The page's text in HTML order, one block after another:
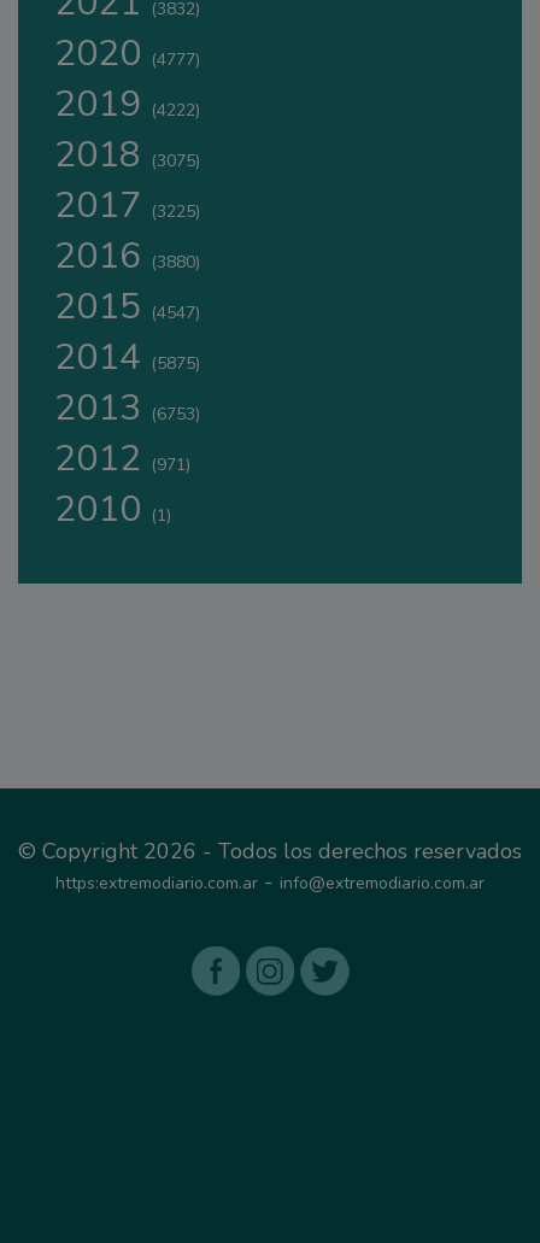
(3832)
2020 (4777)
2019 (4222)
2018 (3075)
2017 (3225)
2016 (3880)
2015 (4547)
2014 (5875)
2013 (6753)
2012 (971)
2010 (1)
© Copyright 2026 - Todos los derechos reservados
https:extremodiario.com.ar - info@extremodiario.com.ar